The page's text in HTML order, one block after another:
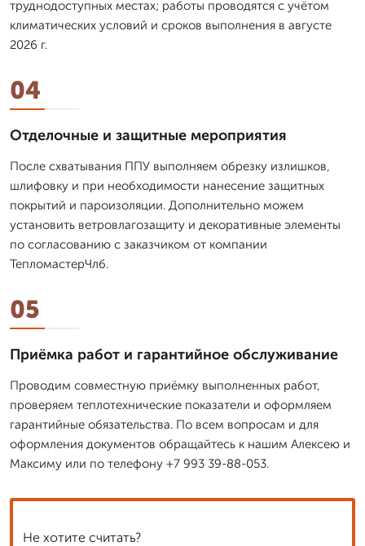
труднодоступных местах; работы проводятся с учётом
климатических условий и сроков выполнения в августе
2026 г.
04
Отделочные и защитные мероприятия
После схватывания ППУ выполняем обрезку излишков,
шлифовку и при необходимости нанесение защитных
покрытий и пароизоляции. Дополнительно можем
установить ветровлагозащиту и декоративные элементы
по согласованию с заказчиком от компании
ТепломастерЧлб.
05
Приёмка работ и гарантийное обслуживание
Проводим совместную приёмку выполненных работ,
проверяем теплотехнические показатели и оформляем
гарантийные обязательства. По всем вопросам и для
оформления документов обращайтесь к нашим Алексею и
Максиму или по телефону +7 993 39-88-053.
Не хотите считать?